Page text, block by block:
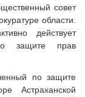
совет
области.
действует
защите прав
по защите
Астраханской